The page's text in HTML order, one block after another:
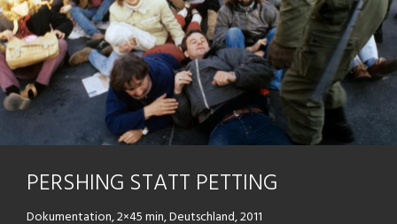
PERSHING STATT PETTING
Dokumentation, 2×45 min, Deutschland, 2011